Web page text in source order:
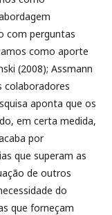
com perguntas
como aporte
(2008); Assmann
colaboradores
aponta que os
em certa medida,
por
que superam as
de outros
do
que forneçam